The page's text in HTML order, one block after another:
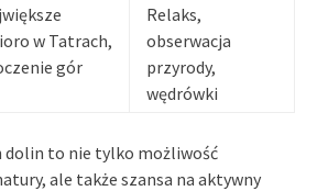
w Tatrach,
gór
Relaks,
obserwacja
przyrody,
wędrówki
dolin to nie tylko możliwość
ale także szansa na aktywny